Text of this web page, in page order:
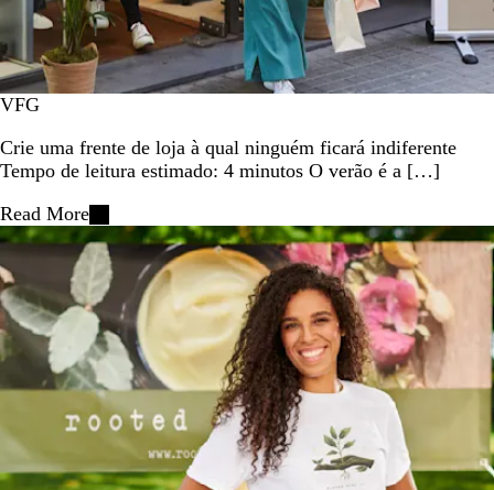
VFG
Crie uma frente de loja à qual ninguém ficará indiferente
Tempo de leitura estimado: 4 minutos O verão é a […]
Read More